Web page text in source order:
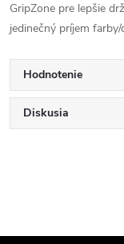
GripZone pre lepšie
jedinečný príjem
Hodnotenie
Diskusia